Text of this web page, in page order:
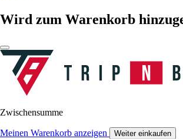
Wird zum Warenkorb
Zwischensumme
Meinen Warenkorb anzeigen Weiter einkaufen